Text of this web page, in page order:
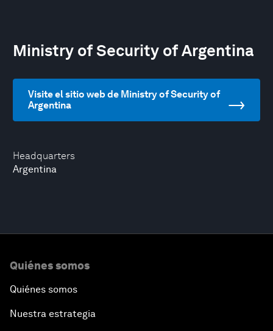
Headquarters
Argentina
Ministry of Security of Argentina
Visite el sitio web de Ministry of Security of
Argentina
Quiénes somos
Quiénes somos
Nuestra estrategia